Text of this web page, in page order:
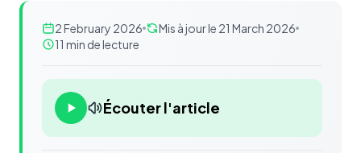
2 February 2026
Mis à jour le 21 March 2026
11 min de lecture
Écouter l'article